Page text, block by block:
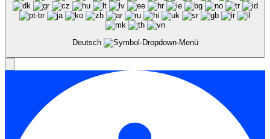
Deutsch